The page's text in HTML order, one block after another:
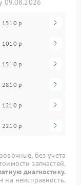
09.08.2026
1510 р
1010 р
1510 р
2810 р
1210 р
2210 р
без учета
запчастей.
диагностику.
неисправность.